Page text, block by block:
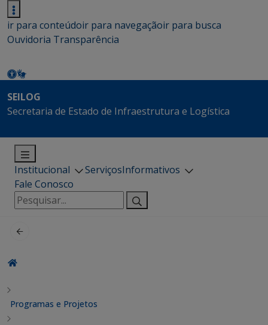
ir para conteúdoir para navegaçãoir para busca
Ouvidoria Transparência
SEILOG
Secretaria de Estado de Infraestrutura e Logística
Institucional ServiçosInformativos
Fale Conosco
Pesquisar
por:
Programas e Projetos